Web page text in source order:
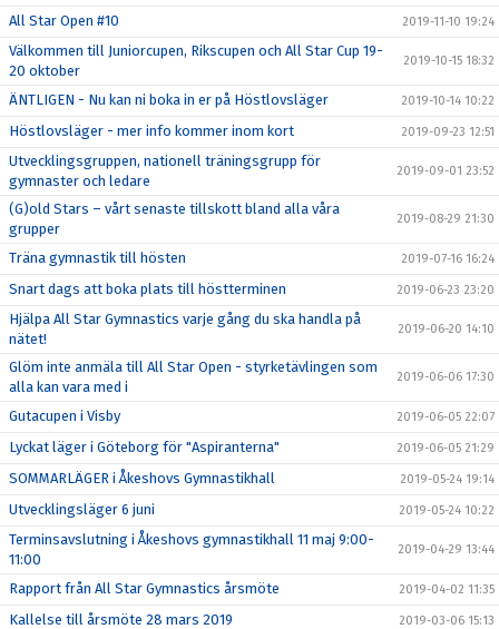
All Star Open #10 2019-11-10 19:24
Välkommen till Juniorcupen, Rikscupen och All Star Cup 19-
20 oktober
2019-10-15 18:32
ÄNTLIGEN - Nu kan ni boka in er på Höstlovsläger 2019-10-14 10:22
Höstlovsläger - mer info kommer inom kort 2019-09-23 12:51
Utvecklingsgruppen, nationell träningsgrupp för
gymnaster och ledare
2019-09-01 23:52
(G)old Stars – vårt senaste tillskott bland alla våra
grupper
2019-08-29 21:30
Träna gymnastik till hösten 2019-07-16 16:24
Snart dags att boka plats till höstterminen 2019-06-23 23:20
Hjälpa All Star Gymnastics varje gång du ska handla på
nätet!
2019-06-20 14:10
Glöm inte anmäla till All Star Open - styrketävlingen som
alla kan vara med i
2019-06-06 17:30
Gutacupen i Visby 2019-06-05 22:07
Lyckat läger i Göteborg för "Aspiranterna" 2019-06-05 21:29
SOMMARLÄGER i Åkeshovs Gymnastikhall 2019-05-24 19:14
Utvecklingsläger 6 juni 2019-05-24 10:22
Terminsavslutning i Åkeshovs gymnastikhall 11 maj 9:00-
11:00
2019-04-29 13:44
Rapport från All Star Gymnastics årsmöte 2019-04-02 11:35
Kallelse till årsmöte 28 mars 2019 2019-03-06 15:13